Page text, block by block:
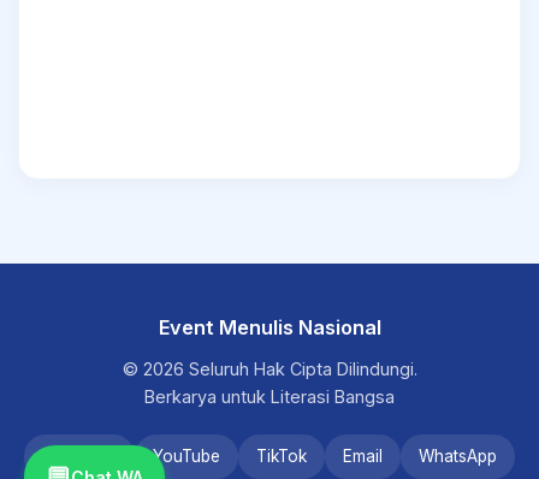
Event Menulis Nasional
© 2026 Seluruh Hak Cipta Dilindungi.
Berkarya untuk Literasi Bangsa
YouTube TikTok Email WhatsApp